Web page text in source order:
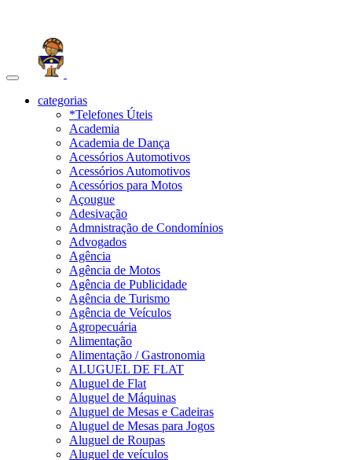
Toggle
navigationcategorias
*Telefones Úteis
Academia
Academia de Dança
Acessórios Automotivos
Acessórios Automotivos
Acessórios para Motos
Açougue
Adesivação
Admnistração de Condomínios
Advogados
Agência
Agência de Motos
Agência de Publicidade
Agência de Turismo
Agência de Veículos
Agropecuária
Alimentação
Alimentação / Gastronomia
ALUGUEL DE FLAT
Aluguel de Flat
Aluguel de Máquinas
Aluguel de Mesas e Cadeiras
Aluguel de Mesas para Jogos
Aluguel de Roupas
Aluguel de veículos